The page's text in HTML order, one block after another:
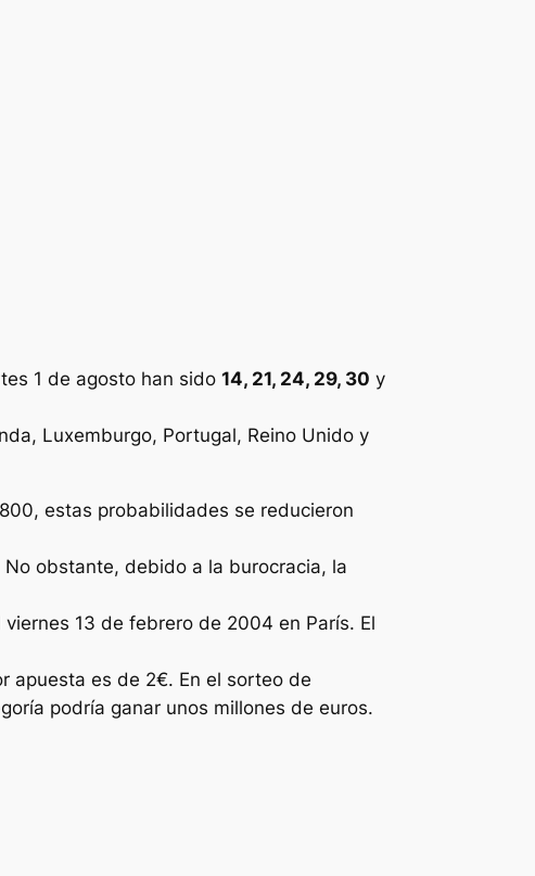
1 de agosto han sido 14, 21, 24, 29, 30 y
Luxemburgo, Portugal, Reino Unido y
estas probabilidades se reducieron
obstante, debido a la burocracia, la
13 de febrero de 2004 en París. El
apuesta es de 2€. En el sorteo de
podría ganar unos millones de euros.